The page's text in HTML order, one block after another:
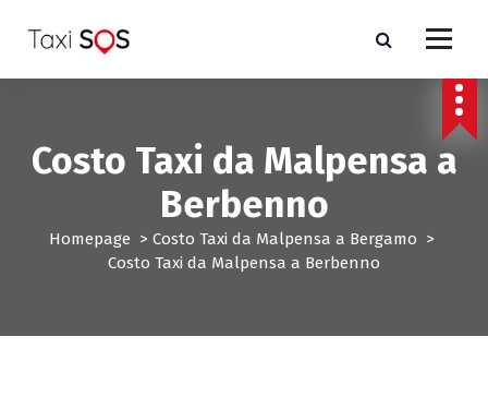
a
Costo Taxi da Malpensa a
Berbenno
Homepage > Costo Taxi da Malpensa a Bergamo >
Costo Taxi da Malpensa a Berbenno